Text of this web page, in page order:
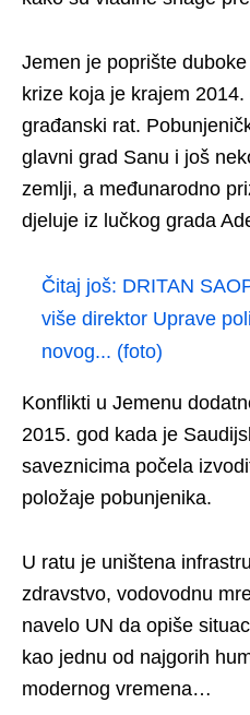
Jemen je poprište
krize koja je krajem
građanski rat.
glavni grad Sanu i još
zemlji, a međunarodno
djeluje iz lučkog grada
Čitaj još: DRITAN
više direktor Uprave
novog... (foto)
Konflikti u Jemenu
2015. god kada je
saveznicima počela
položaje pobunjenika.
U ratu je uništena
zdravstvo, vodovodnu
navelo UN da opiše
kao jednu od najgorih
modernog vremena…